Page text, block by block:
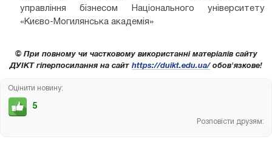
управління бізнесом Національного університету
«Києво-Могилянська академія»
© При повному чи частковому використанні матеріалів сайту
ДУІКТ гіперпосилання на сайт https://duikt.edu.ua/обов'язкове!
Оцінити новину:
5
Розповісти друзям: